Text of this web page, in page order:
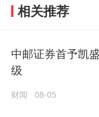
相关推荐
中邮证券首予凯
级
财闻 08-05